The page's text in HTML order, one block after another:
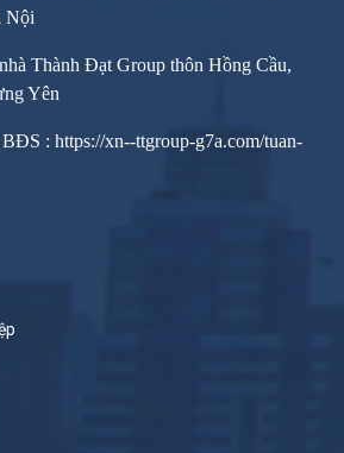
Nội
Thành Đạt Group thôn Hồng Cầu,
Yên
BĐS : https://xn--ttgroup-g7a.com/tuan-